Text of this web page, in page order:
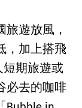
遊放風，
，加上搭飛
短期旅遊或
必去的咖啡